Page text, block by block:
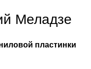
Меладзе
пластинки